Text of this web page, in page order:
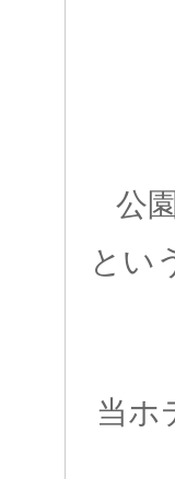
公
とい
当ホ